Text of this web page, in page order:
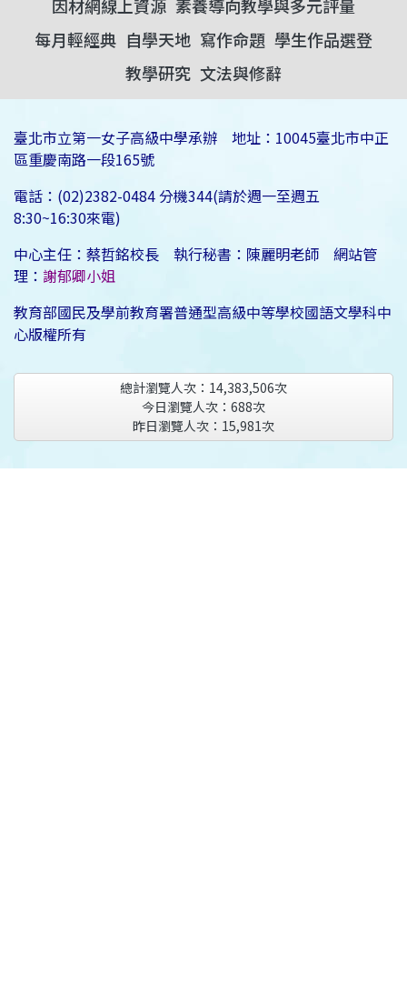
因材網線上資源 素養導向教學與多元評量
每月輕經典 自學天地 寫作命題 學生作品選登
教學研究 文法與修辭
臺北市立第一女子高級中學承辦 地址：10045臺北市中正
區重慶南路一段165號
電話：(02)2382-0484 分機344(請於週一至週五
8:30~16:30來電)
中心主任：蔡哲銘校長 執行秘書：陳麗明老師 網站管
理： 謝郁卿小姐
教育部國民及學前教育署普通型高級中等學校國語文學科中
心版權所有
總計瀏覽人次： 14,383,506次
今日瀏覽人次： 688次
昨日瀏覽人次： 15,981次